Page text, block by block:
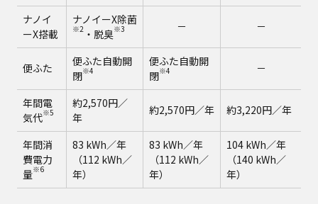
ナノイ
ーX搭載
ナノイーX除菌
※2 ・脱臭※3 － －
便ふた
便ふた自動開
閉※4
便ふた自動開
閉※4 －
年間電
気代※5
約2,570円／
年
約2,570円／年 約3,220円／年
年間消
費電力
量※6
83 kWh／年
（112 kWh／
年）
83 kWh／年
（112 kWh／
年）
104 kWh／年
（140 kWh／
年）